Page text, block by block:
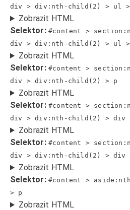
div > div:nth-child(2) > ul
Zobrazit HTML
Selektor: #content >
div > div:nth-child(2) > ul
Zobrazit HTML
Selektor: #content >
div > div:nth-child(2) > p
Zobrazit HTML
Selektor: #content >
div > div:nth-child(2) > div
Zobrazit HTML
Selektor: #content >
div > div:nth-child(2) > div
Zobrazit HTML
Selektor: #content >
> p
Zobrazit HTML